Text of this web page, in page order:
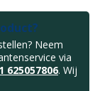
Neem
via
625057806. Wij